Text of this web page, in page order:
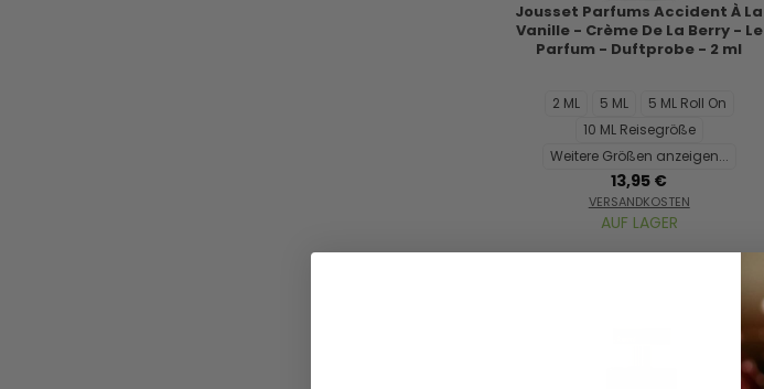
Jousset Parfums Accident À La
Vanille - Crème De La Berry - Le
Parfum - Duftprobe - 2 ml
2 ML 5 ML
5 ML Roll On
10 ML Reisegröße
Weitere Größen anzeigen...
13,95 €
VERSANDKOSTEN
AUF LAGER